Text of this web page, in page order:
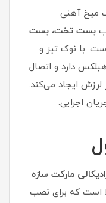
میخ آهنی
بست تخت، بست
با نوک تیز و
هبلکس دارد و اتصال
لرزش ایجاد می‌کند.
اجرایی.
است که برای نصب